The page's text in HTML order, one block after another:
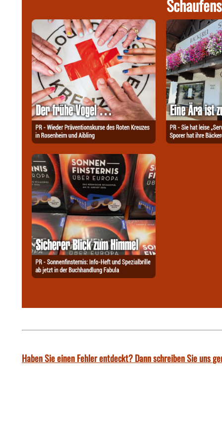
Haben Sie einen Fehler entdeckt? Dann schreiben Sie uns